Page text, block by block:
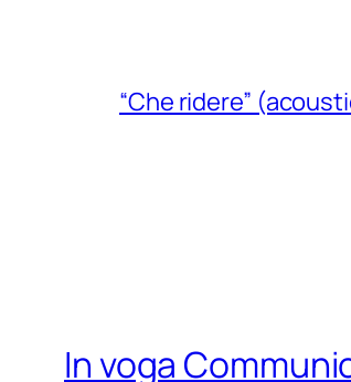
“Che ridere”
In voga